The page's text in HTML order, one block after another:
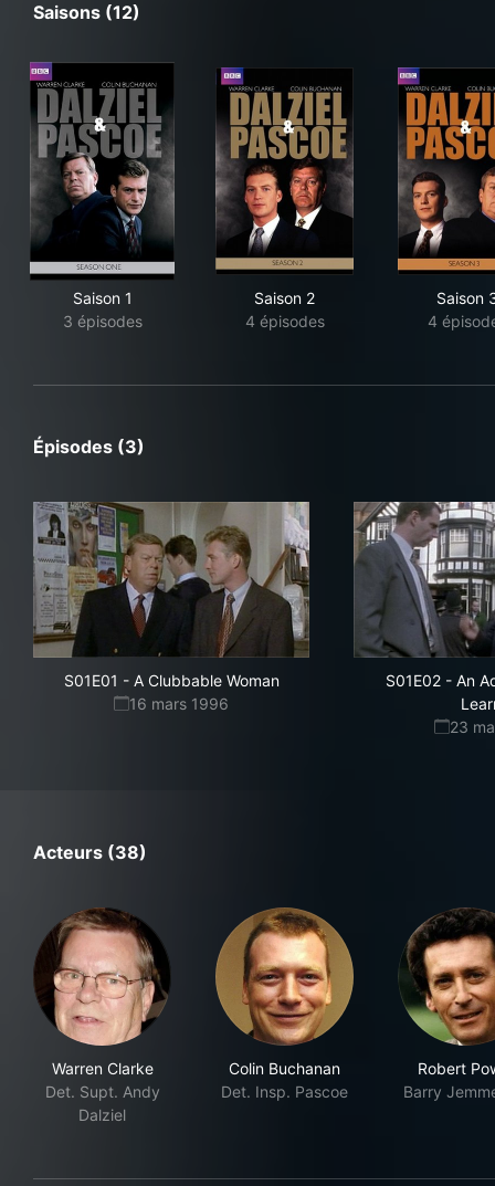
Saisons (12)
Saison 1
3 épisodes
Saison 2
4 épisodes
Saison
4
Épisodes (3)
S01E01 - A Clubbable Woman
16 mars 1996
S01E02- An
23
Acteurs (38)
Warren Clarke
Det. Supt. Andy
Dalziel
Colin Buchanan
Det. Insp. Pascoe
Robert
Barry